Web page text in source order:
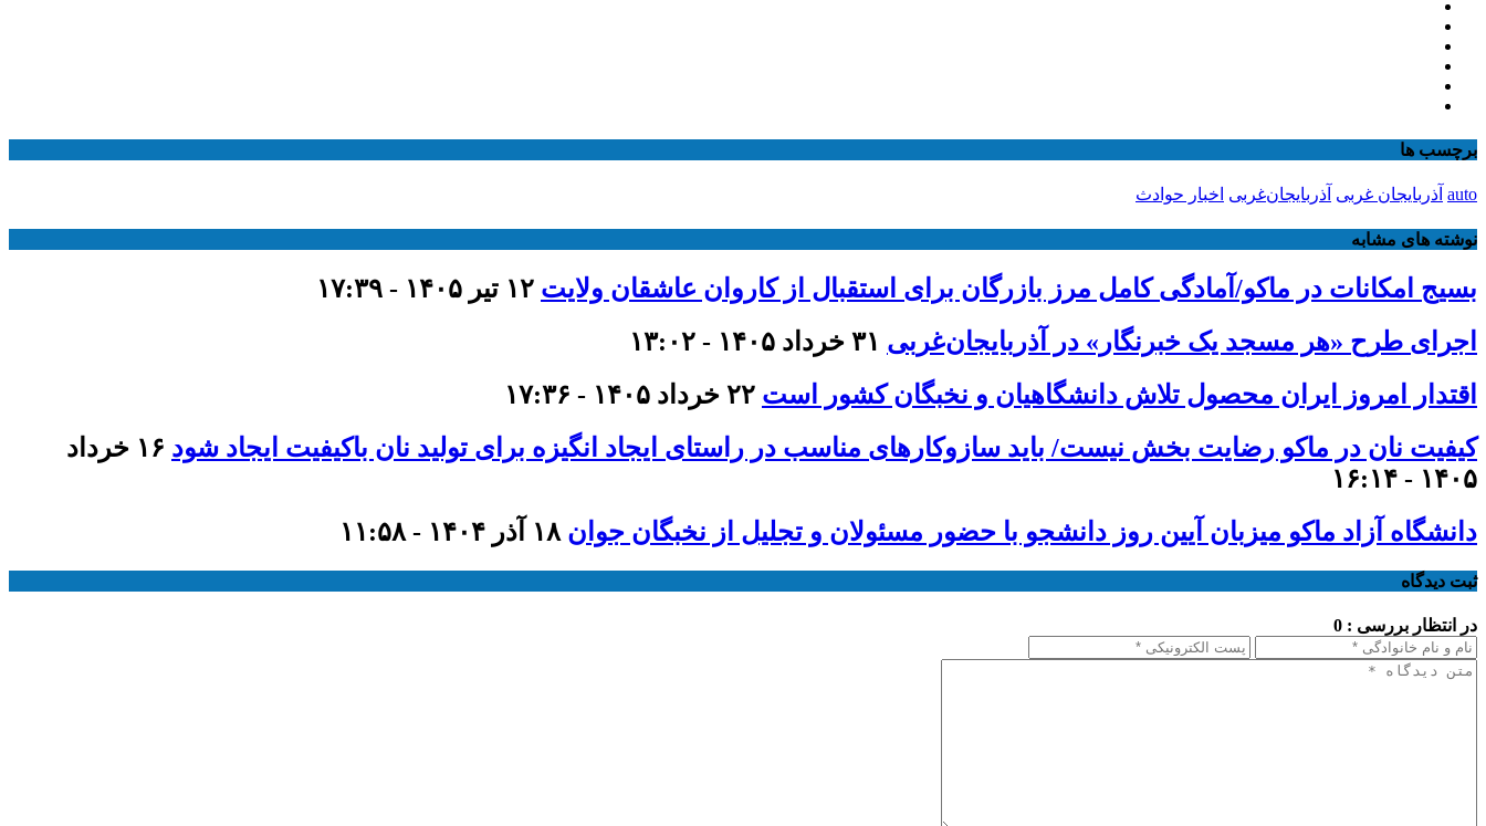
برچسب ها
auto آذربایجان غربی آذربایجان‌غربی اخبار حوادث
نوشته های مشابه
بسیج امکانات در ماکو/آمادگی کامل مرز بازرگان برای استقبال از کاروان عاشقان ولایت ۱۲ تیر ۱۴۰۵ - ۱۷:۳۹
اجرای طرح «هر مسجد یک خبرنگار» در آذربایجان‌غربی ۳۱ خرداد ۱۴۰۵ - ۱۳:۰۲
اقتدار امروز ایران محصول تلاش دانشگاهیان و نخبگان کشور است ۲۲ خرداد ۱۴۰۵ - ۱۷:۳۶
کیفیت نان در ماکو رضایت بخش نیست/ باید سازوکارهای مناسب در راستای ایجاد انگیزه‌ برای تولید نان باکیفیت ایجاد شود
۱۶ خرداد
۱۴۰۵ - ۱۶:۱۴
دانشگاه آزاد ماکو میزبان آیین روز دانشجو با حضور مسئولان و تجلیل از نخبگان جوان ۱۸ آذر ۱۴۰۴ - ۱۱:۵۸
ثبت دیدگاه
در انتظار بررسی : 0